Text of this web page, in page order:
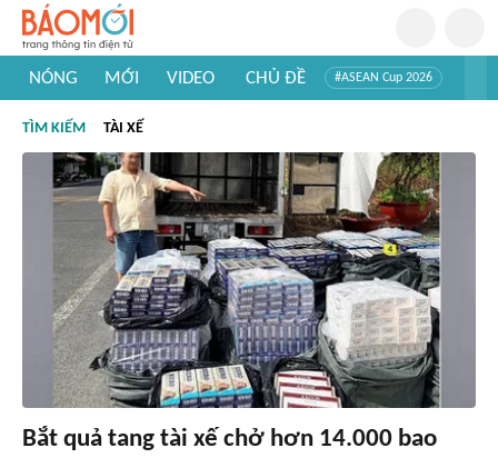
NÓNG MỚI VIDEO CHỦ ĐỀ #ASEAN Cup 2026
#Khám phá thế giới
TÌM KIẾM TÀI XẾ
Bắt quả tang tài xế chở hơn 14.000 bao